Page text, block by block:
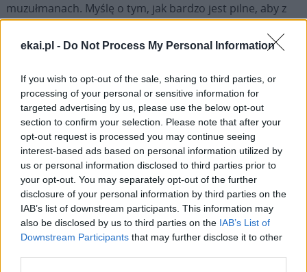
ekai.pl - Do Not Process My Personal Information
If you wish to opt-out of the sale, sharing to third parties, or
processing of your personal or sensitive information for
targeted advertising by us, please use the below opt-out
section to confirm your selection. Please note that after your
opt-out request is processed you may continue seeing
interest-based ads based on personal information utilized by
us or personal information disclosed to third parties prior to
your opt-out. You may separately opt-out of the further
disclosure of your personal information by third parties on the
IAB’s list of downstream participants. This information may
also be disclosed by us to third parties on the IAB’s List of
Downstream Participants that may further disclose it to other
muzułmanach. Myślę o tym, jak bardzo jest pilne, aby z
ruin Gazy wreszcie wyłoniła się decyzja o zaprzestaniu
używania broni, i dlatego proszę o rozejm. Myślę o
jak najszybsze uwolnienie. Myślę o ludności palestyńskiej
i proszę, aby była chroniona i otrzymywała wszelką
niezbędną jej pomoc humanitarną. Myślę o wielu
przesiedlonych w wyniku walk i proszę, aby ich domy
zostały wkrótce odbudowane, aby mogli do nich
powrócić w pokoju. Myślę również o tych
Palestyńczykach i Izraelczykach dobrej woli, którzy
pośród łez i cierpienia nieustannie oczekują z nadzieją na
nadejście nowego dnia, i którzy starają się przyspieszyć
jutrzenkę pokojowego świata, w którym wszystkie narody